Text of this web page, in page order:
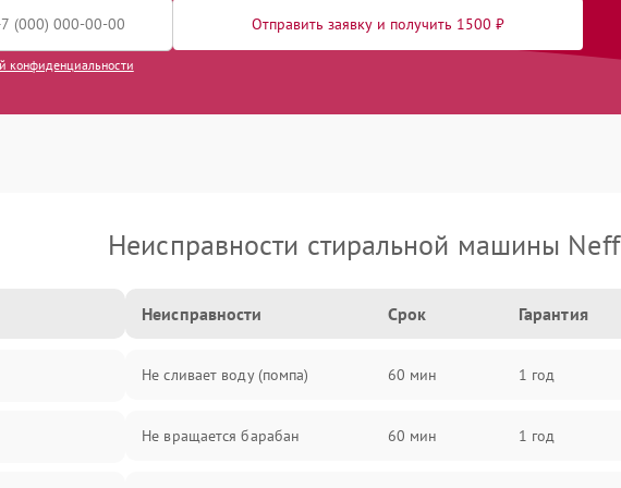
Отправить заявку и получить 1500 ₽
конфиденциальности
Неисправности стиральной машины Neff
Неисправности Срок Гарантия
Не сливает воду (помпа) 60 мин 1 год
Не вращается барабан 60 мин 1 год